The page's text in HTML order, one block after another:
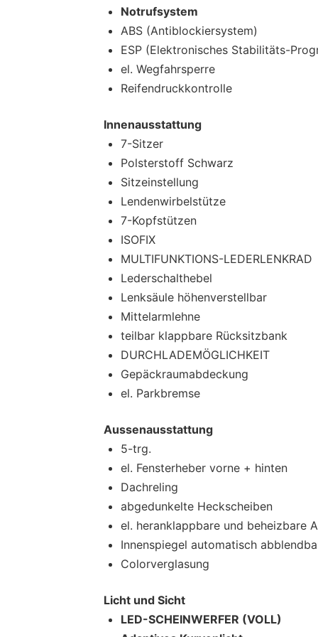
Notrufsystem
ABS (Antiblockiersystem)
ESP (Elektronisches Stabilitäts-
el. Wegfahrsperre
Reifendruckkontrolle
Innenausstattung
7-Sitzer
Polsterstoff Schwarz
Sitzeinstellung
Lendenwirbelstütze
7-Kopfstützen
ISOFIX
MULTIFUNKTIONS-LEDERLENKRAD
Lederschalthebel
Lenksäule höhenverstellbar
Mittelarmlehne
teilbar klappbare Rücksitzbank
DURCHLADEMÖGLICHKEIT
Gepäckraumabdeckung
el. Parkbremse
Aussenausstattung
5-trg.
el. Fensterheber vorne + hinten
Dachreling
abgedunkelte Heckscheiben
el. heranklappbare und beheizbare
Innenspiegel automatisch
Colorverglasung
Licht und Sicht
LED-SCHEINWERFER (VOLL)